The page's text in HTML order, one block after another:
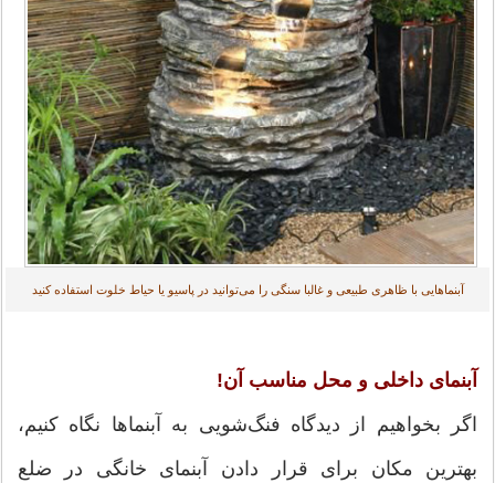
آبنماهایی با ظاهری طبیعی و غالبا سنگی را می‌توانید در پاسیو یا حیاط خلوت استفاده كنید
آبنمای داخلی و محل مناسب آن!
اگر بخواهیم از دیدگاه فنگ‌شویی به آبنماها نگاه كنیم،
بهترین مكان‌ برای قرار دادن آبنمای خانگی در ضلع